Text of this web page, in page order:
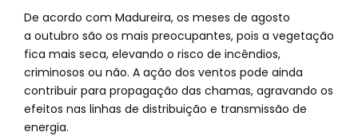
De acordo com Madureira, os meses de agosto
a outubro são os mais preocupantes, pois a vegetação
fica mais seca, elevando o risco de incêndios,
criminosos ou não. A ação dos ventos pode ainda
contribuir para propagação das chamas, agravando os
efeitos nas linhas de distribuição e transmissão de
energia.